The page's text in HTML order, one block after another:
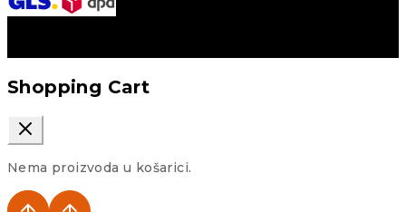
Shopping Cart
Nema proizvoda u košarici.